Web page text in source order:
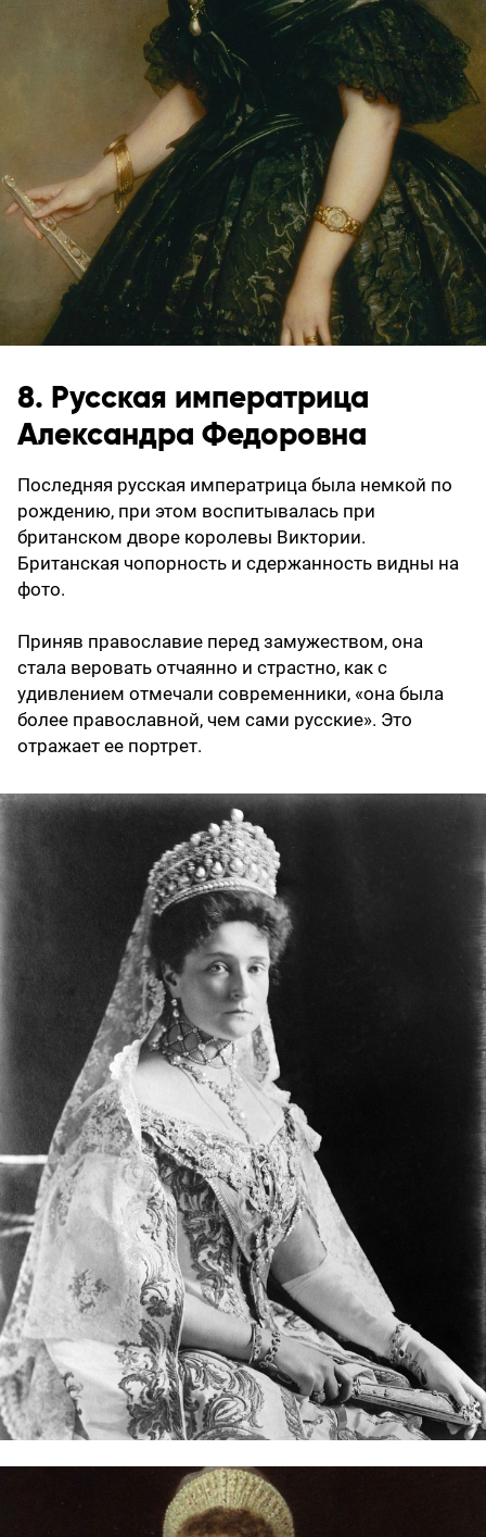
8. Русская императрица
Александра Федоровна
Последняя русская императрица была немкой по
рождению, при этом воспитывалась при
британском дворе королевы Виктории.
Британская чопорность и сдержанность видны на
фото.
Приняв православие перед замужеством, она
стала веровать отчаянно и страстно, как с
удивлением отмечали современники, «она была
более православной, чем сами русские». Это
отражает ее портрет.